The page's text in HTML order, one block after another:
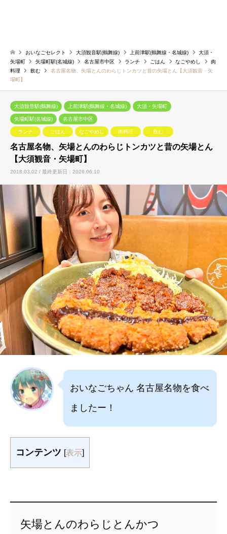
おいなごセレクト 大須観音駅(鶴舞線) 上前津駅(鶴舞線・名城線)
大須・
矢場町
矢場町駅(名城線) 名古屋市中区 ランチ ごはん なごやめし
肉
料理
飲む
名古屋名物、矢場とんのわらじトンカツと昔の矢場とん【大須観音・矢
場町】
大須観音駅(鶴舞線) 上前津駅(鶴舞線・名城線) 大須・矢場町
矢場町駅(名城線) 名古屋市中区
ランチ ごはん なごやめし 肉料理 飲む
名古屋名物、矢場とんのわらじトンカツと昔の矢場とん
【大須観音・矢場町】
2018.03.02 / 最終更新日：2026.06.10
おいなごちゃん 名古屋名物を食べ
ましたー！
コンテンツ [表示]
矢場とんのわらじとんかつ